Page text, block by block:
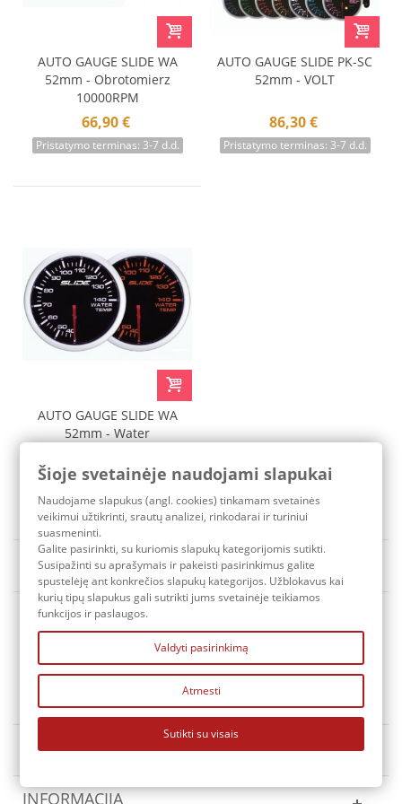
AUTO GAUGE SLIDE WA
52mm - Obrotomierz
10000RPM
66,90 €
Pristatymo terminas: 3-7 d.d.
AUTO GAUGE SLIDE PK-SC
52mm - VOLT
86,30 €
Pristatymo terminas: 3-7 d.d.
AUTO GAUGE SLIDE WA
52mm - Water
65,50 €
Pristatymo terminas: 3-7 d.d.
Rūšiuoti pagal
MANO PASKYRA
INFORMACIJA
Šioje svetainėje naudojami slapukai
Naudojame slapukus (angl. cookies) tinkamam svetainės
veikimui užtikrinti, srautų analizei, rinkodarai ir turiniui
suasmeninti.
Galite pasirinkti, su kuriomis slapukų kategorijomis sutikti.
Susipažinti su aprašymais ir pakeisti pasirinkimus galite
spustelėję ant konkrečios slapukų kategorijos. Užblokavus kai
kurių tipų slapukus gali sutrikti jums svetainėje teikiamos
funkcijos ir paslaugos.
Valdyti pasirinkimą
Atmesti
Sutikti su visais